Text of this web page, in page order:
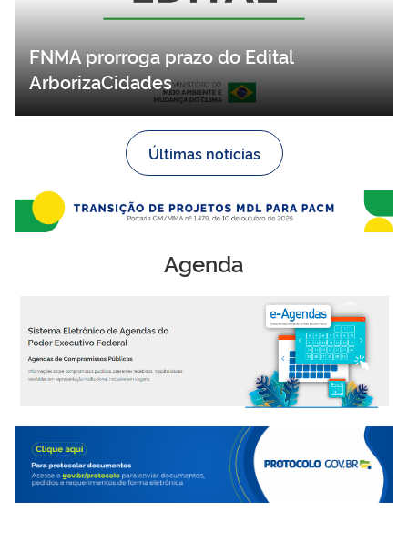
FNMA prorroga prazo do Edital
ArborizaCidades
Últimas notícias
Agenda